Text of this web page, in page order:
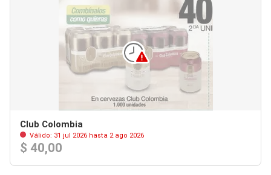
Club Colombia
Válido: 31 jul 2026 hasta 2 ago 2026
$ 40,00